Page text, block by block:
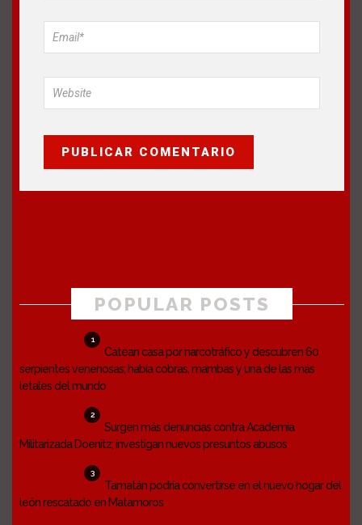
POPULAR POSTS
1
Catean casa por narcotráfico y descubren 60
serpientes venenosas; había cobras, mambas y una de las más
letales del mundo
2
Surgen más denuncias contra Academia
Militarizada Doenitz; investigan nuevos presuntos abusos
3
Tamatán podría convertirse en el nuevo hogar del
león rescatado en Matamoros